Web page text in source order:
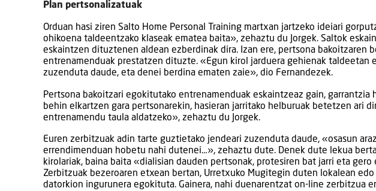
Plan pertsonalizatuak
Orduan hasi ziren Salto Home Personal Training martxan jartzeko ideiari
ohikoena taldeentzako klaseak ematea baita», zehaztu du Jorgek. Saltok
eskaintzen dituztenen aldean ezberdinak dira. Izan ere, pertsona bakoitzaren
entrenamenduak prestatzen dituzte. «Egun kirol jarduera gehienak taldeetan
zuzenduta daude, eta denei berdina ematen zaie», dio Fernandezek.
Pertsona bakoitzari egokitutako entrenamenduak eskaintzeaz gain,
behin elkartzen gara pertsonarekin, hasieran jarritako helburuak betetzen ari
entrenamendu taula aldatzeko», zehaztu du Jorgek.
Euren zerbitzuak adin tarte guztietako jendeari zuzenduta daude, «osasun
errendimenduan hobetu nahi dutenei…», zehaztu dute. Denek dute lekua
kirolariak, baina baita «dialisian dauden pertsonak, protesiren bat jarri eta
Zerbitzuak bezeroaren etxean bertan, Urretxuko Mugitegin duten lokalean
datorkion ingurunera egokituta. Gainera, nahi duenarentzat on-line zerbitzua